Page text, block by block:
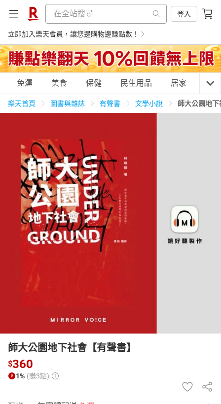
登入
立即加入樂天會員，讓您邊購物邊賺點數！
購物網分類
居家生活 3C家電 運動休閒
女裝 男裝 化妝保養 情趣用品
日本購物
免運 美食 保健 民生用品 居家 3C
樂天首頁 圖書與雜誌 有聲書 文學小說 師大公園地
師大公園地下社會【有聲書】
$360
1% (賺3點)